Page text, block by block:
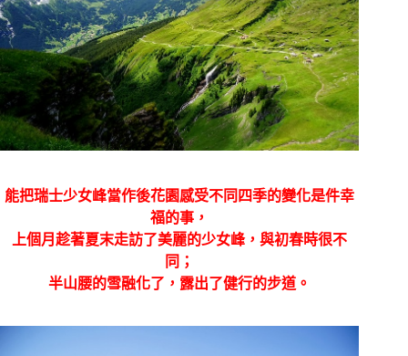
能把瑞士少女峰當作後花園感受不同四季的變化是件幸
福的事，
上個月趁著夏末走訪了美麗的少女峰，與初春時很不
同；
半山腰的雪融化了，露出了健行的步道。